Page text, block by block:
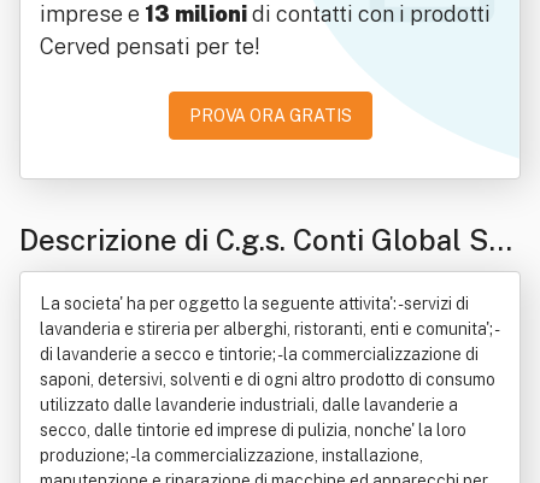
imprese e 13 milionidi contatti con i prodotti
Cerved pensati per te!
PROVA ORA GRATIS
Descrizione di C.g.s. Conti Global Ser
vice Sas Di Conti Lorenzo E Conti Ga
briele
La societa' ha per oggetto la seguente attivita': - servizi di
lavanderia e stireria per alberghi, ristoranti, enti e comunita'; -
di lavanderie a secco e tintorie; - la commercializzazione di
saponi, detersivi, solventi e di ogni altro prodotto di consumo
utilizzato dalle lavanderie industriali, dalle lavanderie a
secco, dalle tintorie ed imprese di pulizia, nonche' la loro
produzione; - la commercializzazione, installazione,